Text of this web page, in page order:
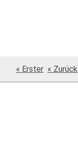
« Erster « Zurück